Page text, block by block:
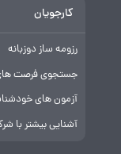
کارجویان
رزومه ساز دوزبانه
جستجوی فرصت
آزمون های
آشنایی بیشتر با